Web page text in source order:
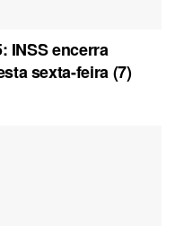
INSS encerra
sexta-feira (7)